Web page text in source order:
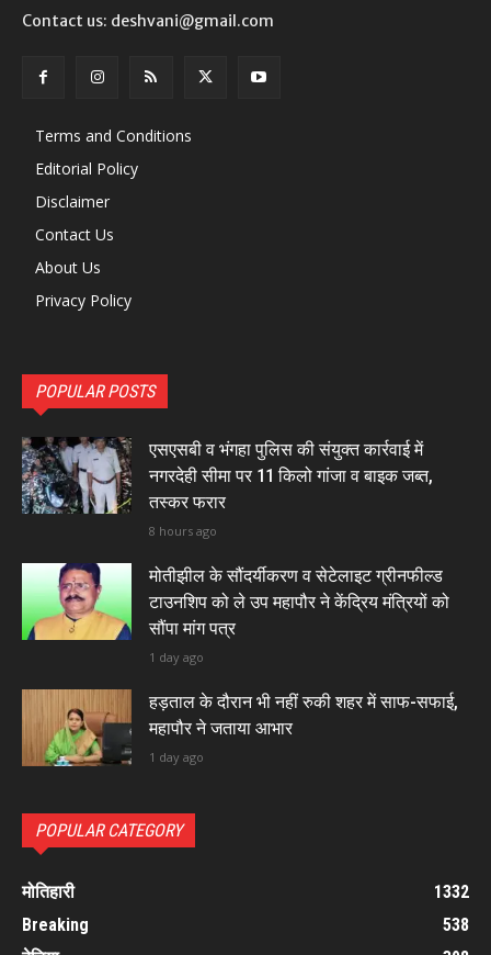
Contact us: deshvani@gmail.com
Terms and Conditions
Editorial Policy
Disclaimer
Contact Us
About Us
Privacy Policy
POPULAR POSTS
एसएसबी व भंगहा पुलिस की संयुक्त कार्रवाई में
नगरदेही सीमा पर 11 किलो गांजा व बाइक जब्त,
तस्कर फरार
8 hours ago
मोतीझील के सौंदर्यीकरण व सेटेलाइट ग्रीनफील्ड
टाउनशिप को ले उप महापौर ने केंद्रिय मंत्रियों को
सौंपा मांग पत्र
1 day ago
हड़ताल के दौरान भी नहीं रुकी शहर में साफ-सफाई,
महापौर ने जताया आभार
1 day ago
POPULAR CATEGORY
मोतिहारी
1332
Breaking
538